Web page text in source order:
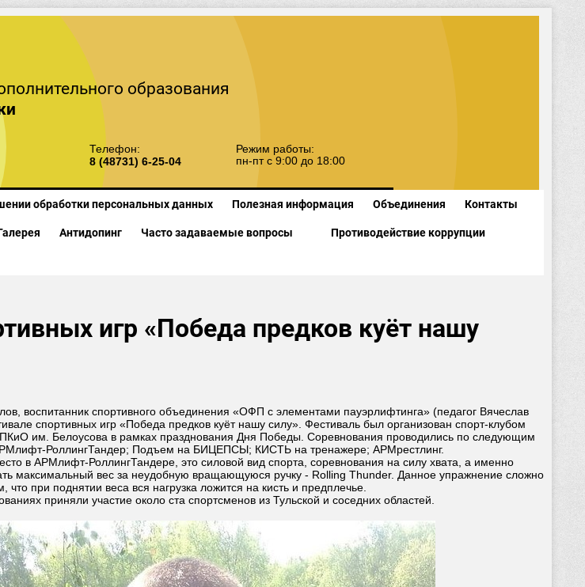
образования
Телефон:
8 (48731) 6-25-04
Режим работы:
пн-пт с 9:00 до 18:00
обработки персональных данных Полезная информация Объединения Контакты
Антидопинг Часто задаваемые вопросы Противодействие коррупции
игр «Победа предков куёт нашу
воспитанник спортивного объединения «ОФП с элементами пауэрлифтинга» (педагог Вячеслав
спортивных игр «Победа предков куёт нашу силу». Фестиваль был организован спорт-клубом
им. Белоусова в рамках празднования Дня Победы. Соревнования проводились по следующим
РоллингТандер; Подъем на БИЦЕПСЫ; КИСТЬ на тренажере; АРМрестлинг.
в АРМлифт-РоллингТандере, это силовой вид спорта, соревнования на силу хвата, а именно
максимальный вес за неудобную вращающуюся ручку - Rolling Thunder. Данное упражнение сложно
что при поднятии веса вся нагрузка ложится на кисть и предплечье.
приняли участие около ста спортсменов из Тульской и соседних областей.